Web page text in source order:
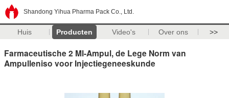
Shandong Yihua Pharma Pack Co., Ltd.
Huis Producten Video's Over ons >>
Farmaceutische 2 Ml-Ampul, de Lege Norm van
Ampulleniso voor Injectiegeneeskunde